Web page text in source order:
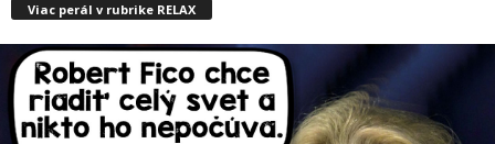
Viac perál v rubrike RELAX